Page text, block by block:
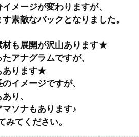
メージが変わりますが、
素敵なバックとなりました。
材も展開が沢山あります★
アナグラムですが、
あります★
イメージですが、
り、
ソナもあります♪
みてください。